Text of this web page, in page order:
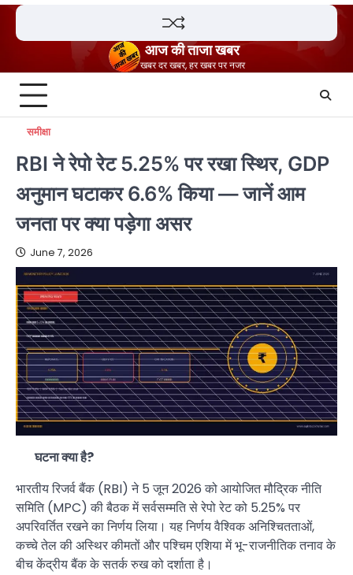
Skip
content
आज की ताजा खबर
खबर दर खबर, हर खबर पर नजर
समीक्षा
RBI ने रेपो रेट 5.25% पर रखा स्थिर, GDP
अनुमान घटाकर 6.6% किया — जानें आम
जनता पर क्या पड़ेगा असर
June 7, 2026
घटना क्या है?
भारतीय रिजर्व बैंक (RBI) ने 5 जून 2026 को आयोजित मौद्रिक नीति
समिति (MPC) की बैठक में सर्वसम्मति से रेपो रेट को 5.25% पर
अपरिवर्तित रखने का निर्णय लिया। यह निर्णय वैश्विक अनिश्चितताओं,
कच्चे तेल की अस्थिर कीमतों और पश्चिम एशिया में भू-राजनीतिक तनाव के
बीच केंद्रीय बैंक के सतर्क रुख को दर्शाता है।